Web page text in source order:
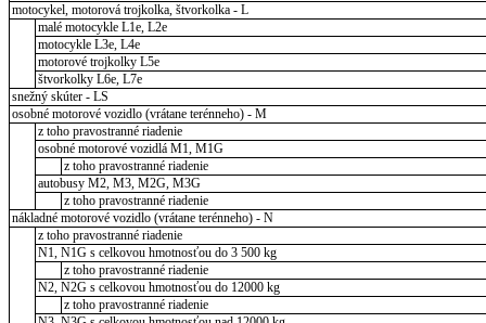
motocykel, motorová trojkolka, štvorkolka - L
malé motocykle L1e, L2e
motocykle L3e, L4e
motorové trojkolky L5e
štvorkolky L6e, L7e
snežný skúter - LS
osobné motorové vozidlo (vrátane terénneho) - M
z toho pravostranné riadenie
osobné motorové vozidlá M1, M1G
z toho pravostranné riadenie
autobusy M2, M3, M2G, M3G
z toho pravostranné riadenie
nákladné motorové vozidlo (vrátane terénneho) - N
z toho pravostranné riadenie
N1, N1G s celkovou hmotnosťou do 3 500 kg
z toho pravostranné riadenie
N2, N2G s celkovou hmotnosťou do 12000 kg
z toho pravostranné riadenie